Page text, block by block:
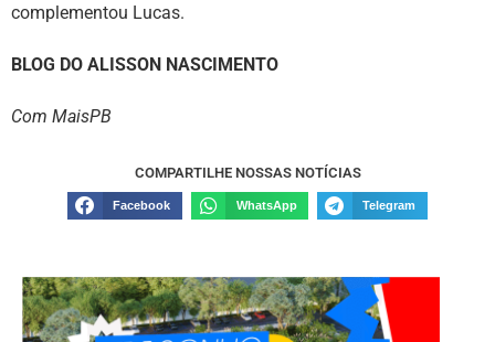
complementou Lucas.
BLOG DO ALISSON NASCIMENTO
Com MaisPB
COMPARTILHE NOSSAS NOTÍCIAS
Facebook WhatsApp Telegram